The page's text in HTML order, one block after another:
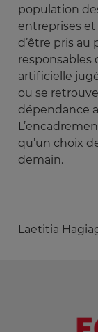
population
entreprises
d’être pris
responsables
artificielle
ou se
dépendance
qu’un choix
demain.
Laetitia